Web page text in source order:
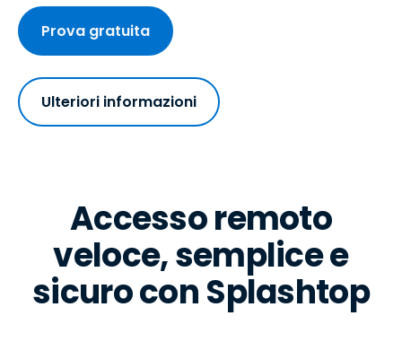
Prova gratuita
Ulteriori informazioni
Accesso remoto
veloce, semplice e
sicuro con Splashtop